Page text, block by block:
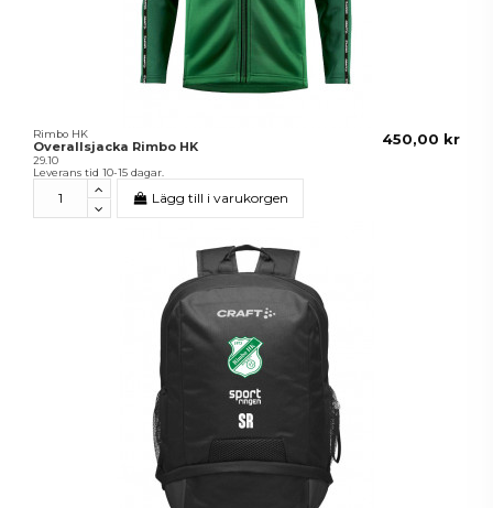
Rimbo HK
Overallsjacka Rimbo HK
29.10
450,00 kr
Leverans tid 10-15 dagar.
Lägg till i varukorgen